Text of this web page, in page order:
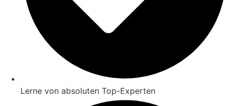
Lerne von absoluten Top-Experten